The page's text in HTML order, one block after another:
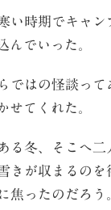
時期でキャン
んでいった。
はの怪談って
せてくれた。
冬、そこへ二
きが収まるの
焦ったのだろ